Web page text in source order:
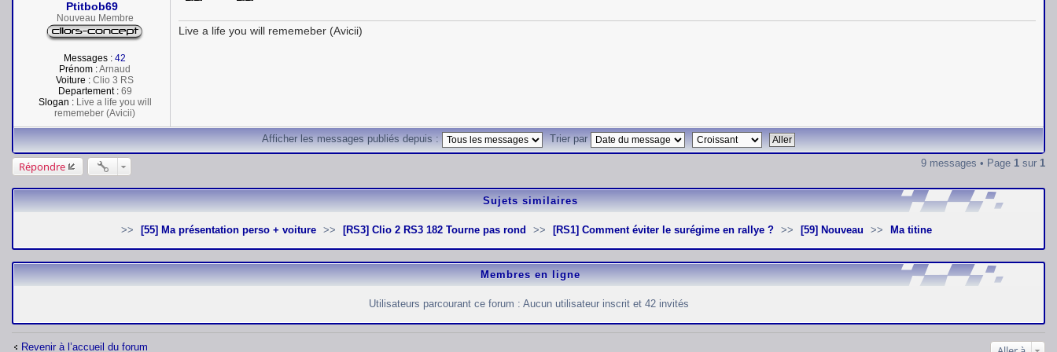
Ptitbob69
Nouveau Membre
Messages : 42
Prénom :Arnaud
Voiture : Clio 3 RS
Departement :69
Slogan :Live a life you will
rememeber (Avicii)
e
Live a life you will rememeber (Avicii)
Afficher les messages publiés depuis : Trier par
Répondre 9 messages • Page 1 sur 1
Sujets similaires
[55] Ma présentation perso + voiture [RS3] Clio 2 RS3 182 Tourne pas rond [RS1] Comment éviter le surégime en rallye ? [59] Nouveau Ma titine
Membres en ligne
Utilisateurs parcourant ce forum : Aucun utilisateur inscrit et 42 invités
Revenir à l’accueil du forum